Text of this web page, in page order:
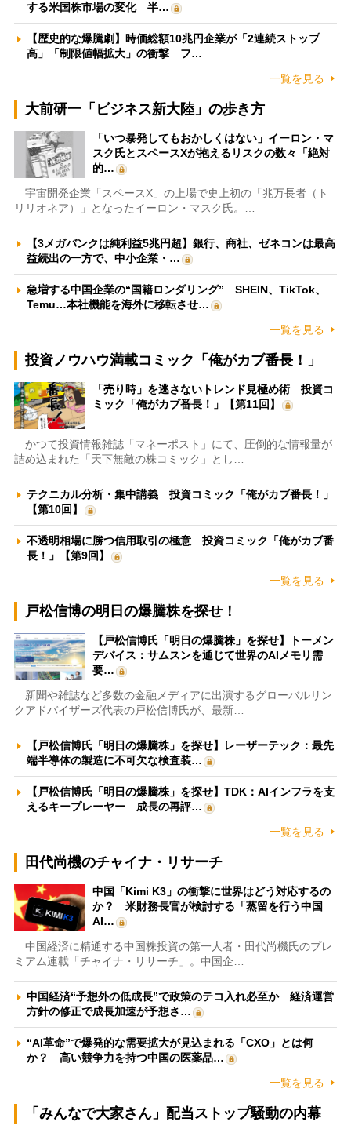
する米国株市場の変化 半…
【歴史的な爆騰劇】時価総額10兆円企業が「2連続ストップ
高」「制限値幅拡大」の衝撃 フ…
一覧を見る
大前研一「ビジネス新大陸」の歩き方
「いつ暴発してもおかしくはない」イーロン・マ
スク氏とスペースXが抱えるリスクの数々「絶対
的…
宇宙開発企業「スペースX」の上場で史上初の「兆万長者（ト
リリオネア）」となったイーロン・マスク氏。…
【3メガバンクは純利益5兆円超】銀行、商社、ゼネコンは最高
益続出の一方で、中小企業・…
急増する中国企業の“国籍ロンダリング” SHEIN、TikTok、
Temu…本社機能を海外に移転させ…
一覧を見る
投資ノウハウ満載コミック「俺がカブ番長！」
「売り時」を逃さないトレンド見極め術 投資コ
ミック「俺がカブ番長！」【第11回】
かつて投資情報雑誌「マネーポスト」にて、圧倒的な情報量が
詰め込まれた「天下無敵の株コミック」とし…
テクニカル分析・集中講義 投資コミック「俺がカブ番長！」
【第10回】
不透明相場に勝つ信用取引の極意 投資コミック「俺がカブ番
長！」【第9回】
一覧を見る
戸松信博の明日の爆騰株を探せ！
【戸松信博氏「明日の爆騰株」を探せ】トーメン
デバイス：サムスンを通じて世界のAIメモリ需
要…
新聞や雑誌など多数の金融メディアに出演するグローバルリン
クアドバイザーズ代表の戸松信博氏が、最新…
【戸松信博氏「明日の爆騰株」を探せ】レーザーテック：最先
端半導体の製造に不可欠な検査装…
【戸松信博氏「明日の爆騰株」を探せ】TDK：AIインフラを支
えるキープレーヤー 成長の再評…
一覧を見る
田代尚機のチャイナ・リサーチ
中国「Kimi K3」の衝撃に世界はどう対応するの
か？ 米財務長官が検討する「蒸留を行う中国
AI…
中国経済に精通する中国株投資の第一人者・田代尚機氏のプレ
ミアム連載「チャイナ・リサーチ」。中国企…
中国経済“予想外の低成長”で政策のテコ入れ必至か 経済運営
方針の修正で成長加速が予想さ…
“AI革命”で爆発的な需要拡大が見込まれる「CXO」とは何
か？ 高い競争力を持つ中国の医薬品…
一覧を見る
「みんなで大家さん」配当ストップ騒動の内幕